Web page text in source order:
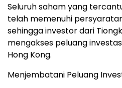
Seluruh saham yang
telah memenuhi
sehingga investor dari
mengakses peluang
Hong Kong.
Menjembatani Peluang